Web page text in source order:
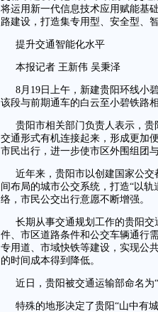
将运用新一代信息技术应用赋能基
路建设，打造集专用型、安全型、
提升交通智能化水平
本报记者 王新伟 吴秉泽
8月19日上午，新建贵阳环线小
该段与前期通车的白云至小碧铁路
贵阳市相关部门负责人表示，
交通形式有机连接起来，形成更加
市民出行，进一步使市区外围组团
近年来，贵阳市以创建国家公
间布局的城市公交系统，打造“以
络，市民公交出行意愿不断增强。
长期从事交通规划工作的贵阳
件、市区道路条件和公交车辆通行
专用道、市域快铁等建设，实现公
的时间成本得到降低。
近日，贵阳被交通运输部命名为
特殊的地形决定了贵阳“山中有